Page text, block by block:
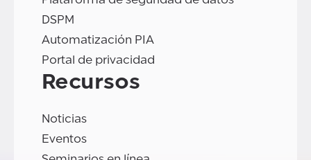
DSPM
Automatización PIA
Portal de privacidad
Recursos
Noticias
Eventos